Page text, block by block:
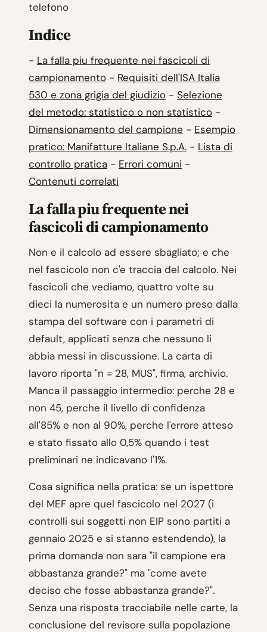
telefono
Indice
- La falla piu frequente nei fascicoli di
campionamento - Requisiti dell'ISA Italia
530 e zona grigia del giudizio - Selezione
del metodo: statistico o non statistico -
Dimensionamento del campione - Esempio
pratico: Manifatture Italiane S.p.A. - Lista di
controllo pratica - Errori comuni -
Contenuti correlati
La falla piu frequente nei
fascicoli di campionamento
Non e il calcolo ad essere sbagliato; e che
nel fascicolo non c'e traccia del calcolo. Nei
fascicoli che vediamo, quattro volte su
dieci la numerosita e un numero preso dalla
stampa del software con i parametri di
default, applicati senza che nessuno li
abbia messi in discussione. La carta di
lavoro riporta "n = 28, MUS", firma, archivio.
Manca il passaggio intermedio: perche 28 e
non 45, perche il livello di confidenza
all'85% e non al 90%, perche l'errore atteso
e stato fissato allo 0,5% quando i test
preliminari ne indicavano l'1%.
Cosa significa nella pratica: se un ispettore
del MEF apre quel fascicolo nel 2027 (i
controlli sui soggetti non EIP sono partiti a
gennaio 2025 e si stanno estendendo), la
prima domanda non sara "il campione era
abbastanza grande?" ma "come avete
deciso che fosse abbastanza grande?".
Senza una risposta tracciabile nelle carte, la
conclusione del revisore sulla popolazione